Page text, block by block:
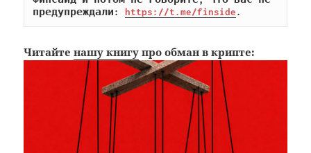
предупреждали: https://t.me/finside.
Читайтенашу книгу про обман в крипте: